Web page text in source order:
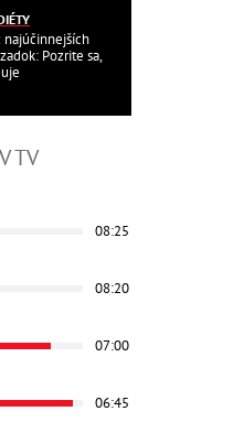
najúčinnejších
Pozrite sa,
TV
08:25
08:20
07:00
06:45